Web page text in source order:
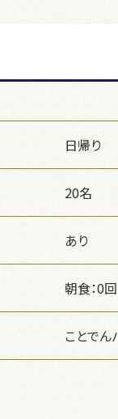
日帰り
20名
あり
朝食：0
ことでん